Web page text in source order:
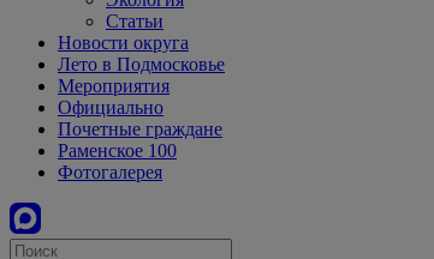
Статьи
Новости округа
Лето в Подмосковье
Мероприятия
Официально
Почетные граждане
Раменское 100
Фотогалерея